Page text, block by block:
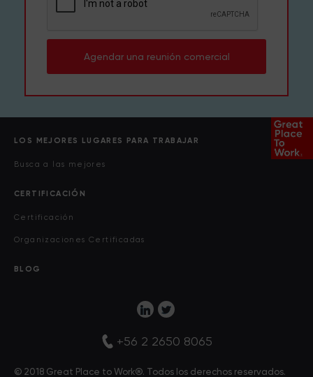
Agendar una reunión comercial
LOS MEJORES LUGARES PARA TRABAJAR
Busca a las mejores
CERTIFICACIÓN
Certificación
Organizaciones Certificadas
BLOG
+56 2 2650 8065
© 2018 Great Place to Work®. Todos los derechos reservados.